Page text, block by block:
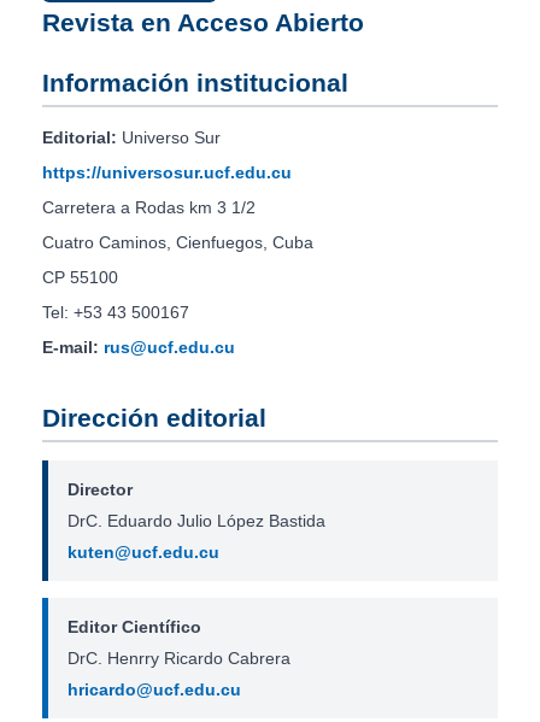
Revista en Acceso Abierto
Información institucional
Editorial: Universo Sur
https://universosur.ucf.edu.cu
Carretera a Rodas km 3 1/2
Cuatro Caminos, Cienfuegos, Cuba
CP 55100
Tel: +53 43 500167
E-mail: rus@ucf.edu.cu
Dirección editorial
Director
DrC. Eduardo Julio López Bastida
kuten@ucf.edu.cu
Editor Científico
DrC. Henrry Ricardo Cabrera
hricardo@ucf.edu.cu